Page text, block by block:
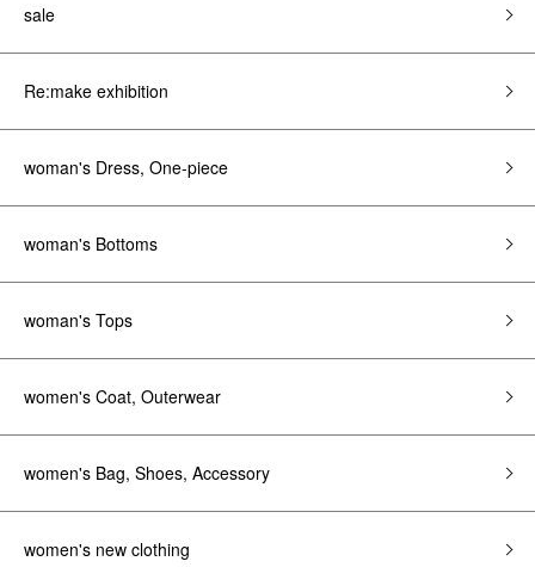
sale
Re:make exhibition
woman's Dress, One-piece
woman's Bottoms
woman's Tops
women's Coat, Outerwear
women's Bag, Shoes, Accessory
women's new clothing